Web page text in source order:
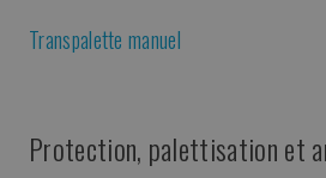
Transpalette manuel
Protection, palettisation et